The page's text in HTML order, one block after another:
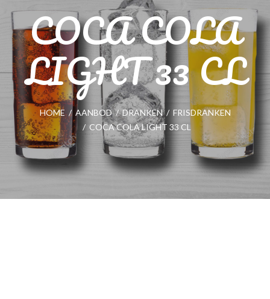
COCA COLA
LIGHT 33 CL
HOME / AANBOD / DRANKEN / FRISDRANKEN
/ COCA COLA LIGHT 33 CL